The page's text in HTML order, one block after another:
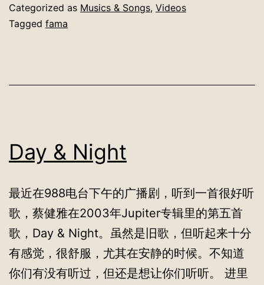
Categorized as Musics & Songs, Videos
Tagged fama
Day & Night
最近在988电台下午的广播剧，听到一首很好听
歌，蔡健雅在2003年Jupiter专辑里的第五首
歌，Day & Night。虽然是旧歌，但听起来十分
有感觉，很舒服，尤其在安静的时候。不知道
你们有没有听过，但还是想让你们听听。 进里